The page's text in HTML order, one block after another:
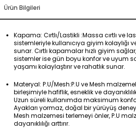
Ürün Bilgileri
Kapama: Cırtlı/Lastikli :Massa cırtlı ve
sistemleriyle kullanıcıya giyim kolaylığı
sunar. Cırtlı kapamalar hızlı giyim
sistemler ise gün boyu konfor ve uyum
yaşamı kolaylaştırır ve rahatlık sunar.
Materyal: P.U/Mesh:P.U ve Mesh
birleşimiyle hafiflik, esneklik ve
Uzun süreli kullanımda maksimum
Ayakları yormaz, doğal bir yürüyüş
Mesh malzemesi terlemeyi önler, P.U
dayanıklılığı arttırır.